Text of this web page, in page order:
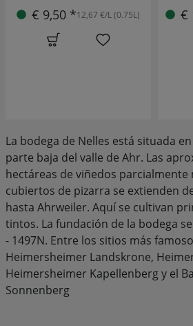
€ 9,50 *12,67 €/L (0.75L) €
La bodega de Nelles está situada
parte baja del valle de Ahr. Las
hectáreas de viñedos parcialmente
cubiertos de pizarra se extienden
hasta Ahrweiler. Aquí se cultivan
tintos. La fundación de la bodega
- 1497N. Entre los sitios más
Heimersheimer Landskrone,
Heimersheimer Kapellenberg y el
Sonnenberg